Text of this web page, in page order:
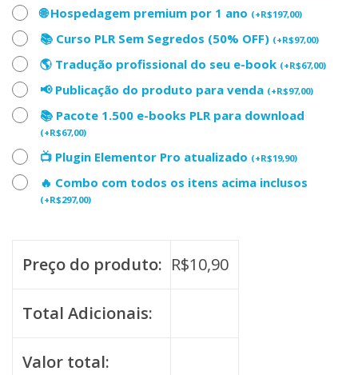
🌐 Hospedagem premium por 1 ano (+R$197,00)
📚 Curso PLR Sem Segredos (50% OFF) (+R$97,00)
🌎 Tradução profissional do seu e-book (+R$67,00)
📢 Publicação do produto para venda (+R$97,00)
📚 Pacote 1.500 e-books PLR para download
(+R$67,00)
📺 Plugin Elementor Pro atualizado (+R$19,90)
🔥 Combo com todos os itens acima inclusos
(+R$297,00)
Preço do produto: R$10,90
Total Adicionais:
Valor total: